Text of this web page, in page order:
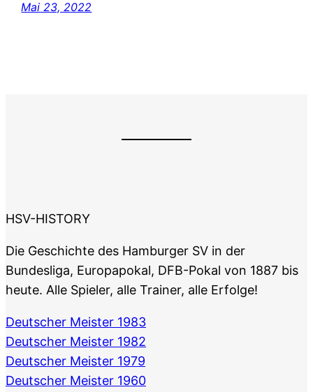
Mai 23, 2022
HSV-HISTORY
Die Geschichte des Hamburger SV in der
Bundesliga, Europapokal, DFB-Pokal von 1887 bis
heute. Alle Spieler, alle Trainer, alle Erfolge!
Deutscher Meister 1983
Deutscher Meister 1982
Deutscher Meister 1979
Deutscher Meister 1960